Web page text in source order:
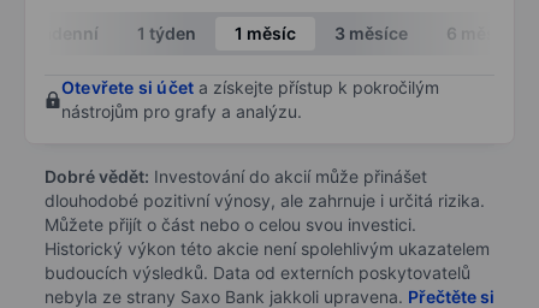
End of interactive chart.
Intradenní 1 týden 1 měsíc 3 měsíce 6 měsíců
Otevřete si účet a získejte přístup k pokročilým
nástrojům pro grafy a analýzu.
Dobré vědět: Investování do akcií může přinášet
dlouhodobé pozitivní výnosy, ale zahrnuje i určitá rizika.
Můžete přijít o část nebo o celou svou investici.
Historický výkon této akcie není spolehlivým ukazatelem
budoucích výsledků. Data od externích poskytovatelů
nebyla ze strany Saxo Bank jakkoli upravena. Přečtěte si